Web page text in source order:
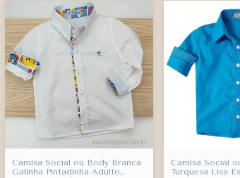
Camisa Social ou Body Branca
Galinha Pintadinha Adulto
Camisa Social
Turquesa Lisa